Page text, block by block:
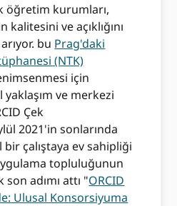
öğretim kurumları,
ve açıklığını
bu Prag'daki
(NTK)
için
ve merkezi
Çek
2021'in sonlarında
bir çalıştaya ev sahipliği
topluluğunun
adımı attı "ORCID
Ulusal Konsorsiyuma